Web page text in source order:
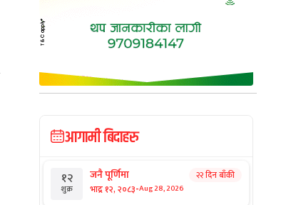
आगामी बिदाहरु
१२
शुक्र
जनै पूर्णिमा
भाद्र १२, २०८३-Aug 28, 2026
२२ दिन बाँकी